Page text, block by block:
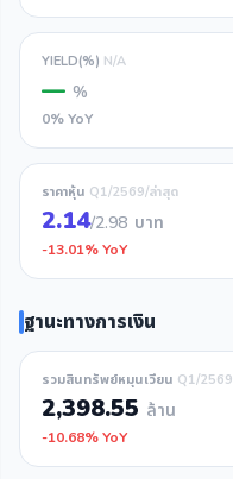
YIELD(%) N/A
— %
0% YoY
ราคาหุ้น Q1/2569/ล่าสุด
2.14/2.98 บาท
-13.01% YoY
ฐานะทางการเงิน
รวมสินทรัพย์หมุนเวียน Q1/2569
2,398.55 ล้าน
-10.68% YoY